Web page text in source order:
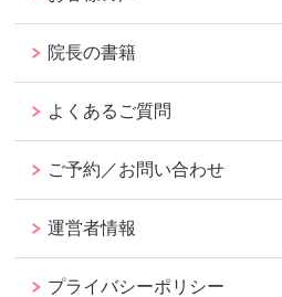
院長の書籍
よくあるご質問
ご予約／お問い合わせ
運営者情報
プライバシーポリシー